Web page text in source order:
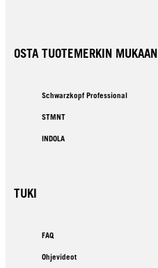
OSTA TUOTEMERKIN MUKAAN
Schwarzkopf Professional
STMNT
INDOLA
TUKI
FAQ
Ohjevideot